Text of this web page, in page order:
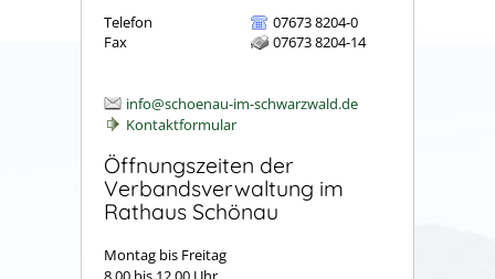
Telefon
07673 8204-0
Fax
07673 8204-14
info@schoenau-im-schwarzwald.de
Kontaktformular
Öffnungszeiten der
Verbandsverwaltung im
Rathaus Schönau
Montag bis Freitag